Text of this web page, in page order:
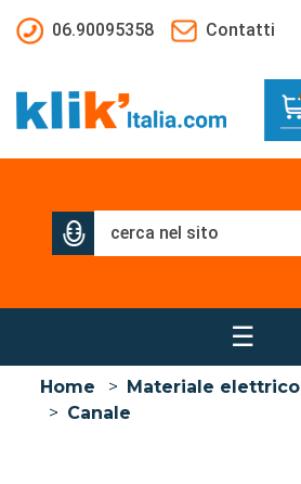
06.90095358
Contatti
☰
Home > Materiale elettrico
> Canale